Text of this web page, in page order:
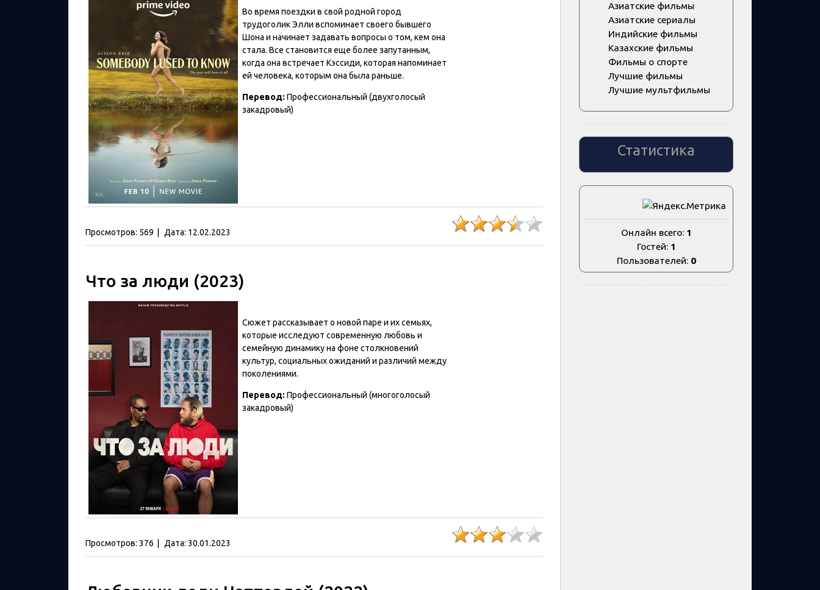
Во время поездки в свой родной город
трудоголик Элли вспоминает своего бывшего
Шона и начинает задавать вопросы о том, кем она
стала. Все становится еще более запутанным,
когда она встречает Кэссиди, которая напоминает
ей человека, которым она была раньше.
Перевод: Профессиональный (двухголосый
закадровый)
Просмотров: 569 Дата: 12.02.2023
Что за люди (2023)
Сюжет рассказывает о новой паре и их семьях,
которые исследуют современную любовь и
семейную динамику на фоне столкновений
культур, социальных ожиданий и различий между
поколениями.
Перевод: Профессиональный (многоголосый
закадровый)
Просмотров: 376 Дата: 30.01.2023
Азиатские фильмы
Азиатские сериалы
Индийские фильмы
Казахские фильмы
Фильмы о спорте
Лучшие фильмы
Лучшие мультфильмы
Статистика
Онлайн всего: 1
Гостей: 1
Пользователей: 0